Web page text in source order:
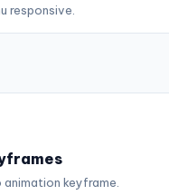
responsive.
animation keyframe.